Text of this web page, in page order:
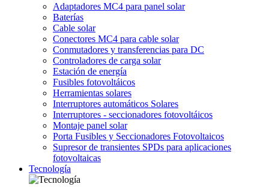
Adaptadores MC4 para panel solar
Baterías
Cable solar
Conectores MC4 para cable solar
Conmutadores y transferencias para DC
Controladores de carga solar
Estación de energía
Fusibles fotovoltáicos
Herramientas solares
Interruptores automáticos Solares
Interruptores - seccionadores fotovoltáicos
Montaje panel solar
Porta Fusibles y Seccionadores Fotovoltaicos
Supresor de transientes SPDs para aplicaciones
fotovoltaicas
Tecnología